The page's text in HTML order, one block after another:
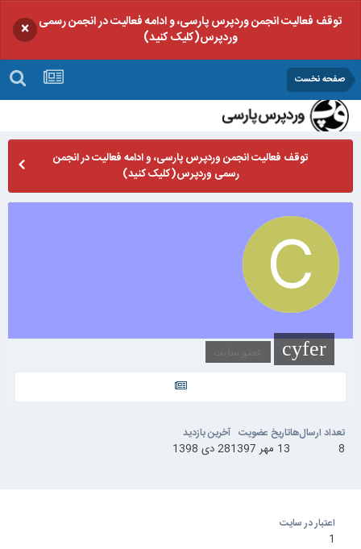
توقف فعالیت انجمن وردپرس پارسی، و ادامه فعالیت در انجمن رسمی
وردپرس(کلیک کنید)
×
صفحه نخست
توقف فعالیت انجمن وردپرس پارسی، و ادامه فعالیت در انجمن
رسمی وردپرس(کلیک کنید)
cyfer
تعداد ارسال‌ها
8
تاریخ عضویت
13 مهر 1397
آخرین بازدید
28 دی 1398
اعتبار در سایت
1